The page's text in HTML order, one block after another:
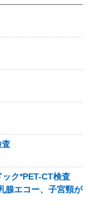
査
ック*PET-CT検査
腺エコー、子宮頸が